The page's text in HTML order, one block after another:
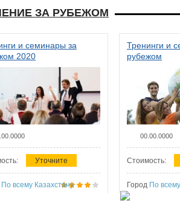
ЗА РУБЕЖОМ
и семинары за
2020
Уточните
По всему Казахстану
Тренинги и
рубежом
00.00.0000
Стоимость:
Город По